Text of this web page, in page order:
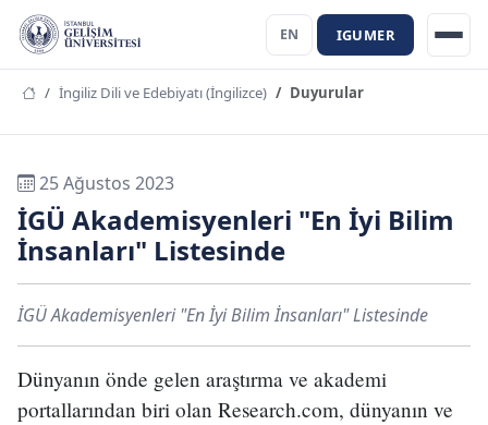
EN IGUMER
İngiliz Dili ve Edebiyatı (İngilizce) Duyurular
25 Ağustos 2023
İGÜ Akademisyenleri "En İyi Bilim
İnsanları" Listesinde
İGÜ Akademisyenleri "En İyi Bilim İnsanları" Listesinde
Dünyanın önde gelen araştırma ve akademi
portallarından biri olan Research.com, dünyanın ve